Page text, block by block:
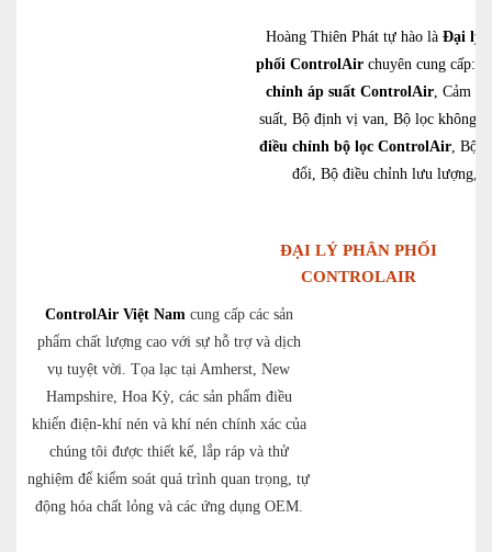
Hoàng Thiên Phát tự hào là Đại lý
phối ControlAirchuyên cung cấp:
chỉnh áp suất ControlAir, Cảm
suất, Bộ định vị van, Bộ lọc không
điều chỉnh bộ lọc ControlAir, Bộ
đổi, Bộ điều chỉnh lưu lượng,…
ĐẠI LÝ PHÂN PHỐI
CONTROLAIR
ControlAir Việt Namcung cấp các sản
phẩm chất lượng cao với sự hỗ trợ và dịch
vụ tuyệt vời. Tọa lạc tại Amherst, New
Hampshire, Hoa Kỳ, các sản phẩm điều
khiển điện-khí nén và khí nén chính xác của
chúng tôi được thiết kế, lắp ráp và thử
nghiệm để kiểm soát quá trình quan trọng, tự
động hóa chất lỏng và các ứng dụng OEM.